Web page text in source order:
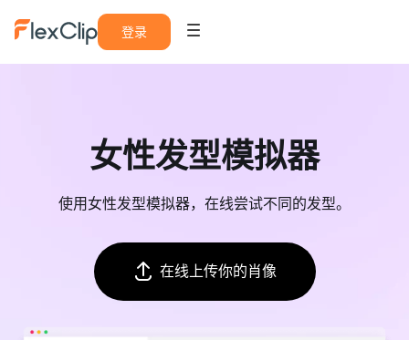
登录
女性发型模拟器
使用女性发型模拟器，在线尝试不同的发型。
在线上传你的肖像